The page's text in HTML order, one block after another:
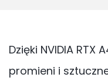
Dzięki NVIDIA
promieni i